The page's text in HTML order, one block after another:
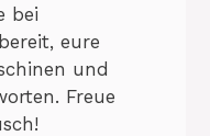
bei
eure
und
Freue